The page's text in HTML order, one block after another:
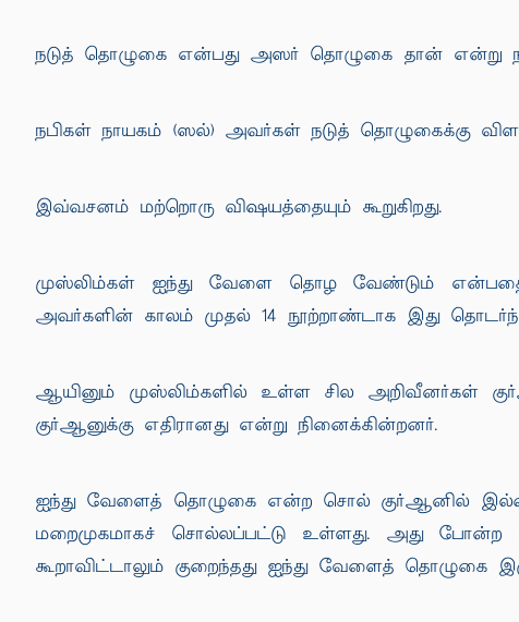
நடுத் தொழுகை என்பது அஸர் தொழுகை தான் என்று
நபிகள் நாயகம் (ஸல்) அவர்கள் நடுத் தொழுகைக்கு
இவ்வசனம் மற்றொரு விஷயத்தையும் கூறுகிறது.
முஸ்லிம்கள் ஐந்து வேளை தொழ வேண்டும்
அவர்களின் காலம் முதல் 14 நூற்றாண்டாக இது
ஆயினும் முஸ்லிம்களில் உள்ள சில அறிவீனர்கள்
குர்ஆனுக்கு எதிரானது என்று நினைக்கின்றனர்.
ஐந்து வேளைத் தொழுகை என்ற சொல் குர்ஆனில்
மறைமுகமாகச் சொல்லப்பட்டு உள்ளது. அது
கூறாவிட்டாலும் குறைந்தது ஐந்து வேளைத் தொழுகை